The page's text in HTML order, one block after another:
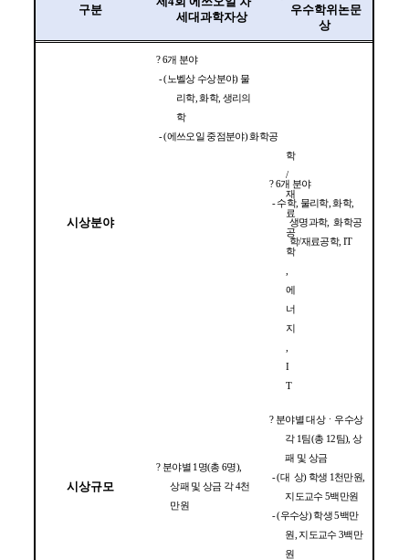
구분
세대과학자상
우수학위논문
상
시상분야
? 6개 분야
- (노벨상 수상분야) 물
리학, 화학, 생리의
학
- (에쓰오일 중점분야) 화학공
학
/
재
료
공
학
에
너
지
I
T
? 6개 분야
- 수학, 물리학, 화학
생명과학, 화학공
학/재료공학, IT
시상규모
? 분야별 1 명(총 6명
상패 및 상금 각 4천
만원
? 분야별 대상ㆍ우수상
각 1 팀(총 12팀), 상
패 및 상금
- (대  상) 학생 1 천만원
지도교수 5백만원
- (우수상) 학생 5백만
원
지도교수 3백만
원